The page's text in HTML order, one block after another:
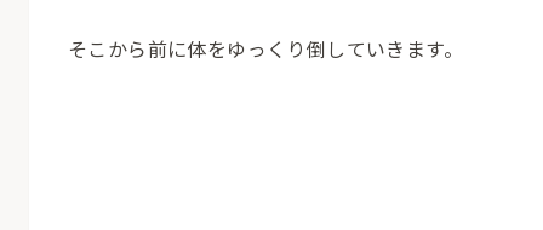
そこから前に体をゆっくり倒していきます。